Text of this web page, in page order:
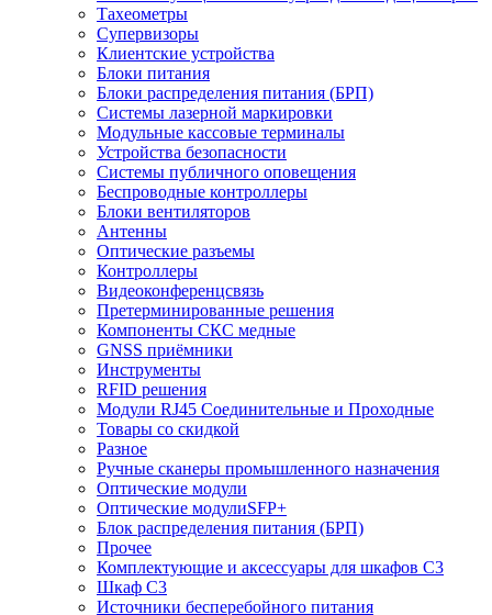
Тахеометры
Супервизоры
Клиентские устройства
Блоки питания
Блоки распределения питания (БРП)
Системы лазерной маркировки
Модульные кассовые терминалы
Устройства безопасности
Системы публичного оповещения
Беспроводные контроллеры
Блоки вентиляторов
Антенны
Оптические разъемы
Контроллеры
Видеоконференцсвязь
Претерминированные решения
Компоненты СКС медные
GNSS приёмники
Инструменты
RFID решения
Модули RJ45 Соединительные и Проходные
Товары со скидкой
Разное
Ручные сканеры промышленного назначения
Оптические модули
Оптические модулиSFP+
Блок распределения питания (БРП)
Прочее
Комплектующие и аксессуары для шкафов C3
Шкаф C3
Источники бесперебойного питания